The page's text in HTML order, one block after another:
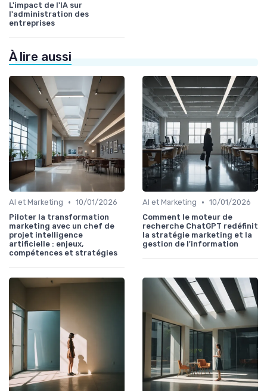
L'impact de l'IA sur
l'administration des
entreprises
À lire aussi
AI et Marketing • 10/01/2026
Piloter la transformation
marketing avec un chef de
projet intelligence
artificielle : enjeux,
compétences et stratégies
AI et Marketing • 10/01/2026
Comment le moteur de
recherche ChatGPT redéfinit
la stratégie marketing et la
gestion de l'information